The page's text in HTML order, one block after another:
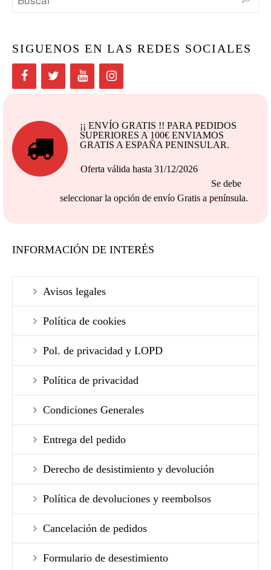
SIGUENOS EN LAS REDES SOCIALES
¡¡ ENVÍO GRATIS !! PARA PEDIDOS
SUPERIORES A 100€ ENVIAMOS
GRATIS A ESPAÑA PENINSULAR.
Oferta válida hasta 31/12/2026
Se debe
seleccionar la opción de envío Gratis a península.
INFORMACIÓN DE INTERÉS
Avisos legales
Política de cookies
Pol. de privacidad y LOPD
Política de privacidad
Condiciones Generales
Entrega del pedido
Derecho de desistimiento y devolución
Política de devoluciones y reembolsos
Cancelación de pedidos
Formulario de desestimiento